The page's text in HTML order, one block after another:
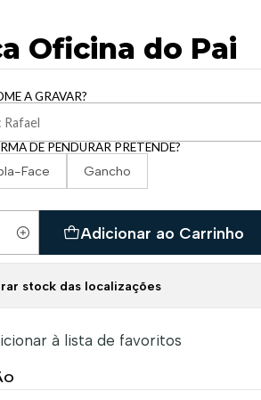
Oficina do Pai
A GRAVAR?
DE PENDURAR PRETENDE?
Face Gancho
Adicionar ao Carrinho
stock das localizações
à lista de favoritos